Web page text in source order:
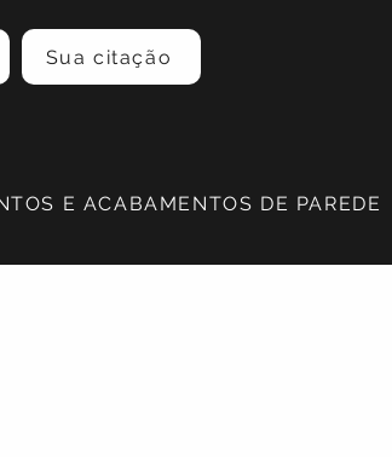
Sua citação
E ACABAMENTOS DE PAREDE